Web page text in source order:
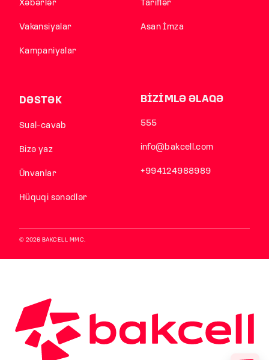
Xəbərlər
Vakansiyalar
Kampaniyalar
Tariflər
Asan İmza
DƏSTƏK
Sual-cavab
Bizə yaz
Ünvanlar
Hüquqi sənədlər
BİZİMLƏ ƏLAQƏ
555
info@bakcell.com
+994124988989
© 2026 BAKCELL MMC.